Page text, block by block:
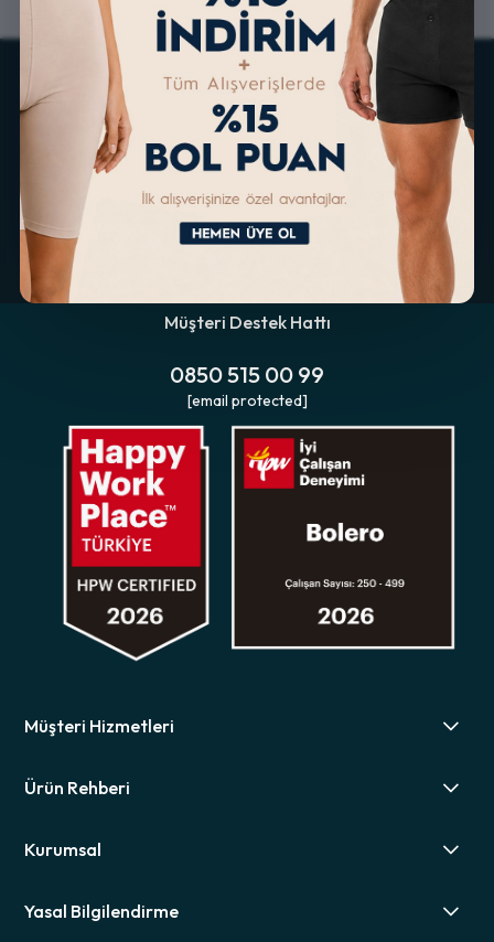
Müşteri Destek Hattı
0850 515 00 99
[email protected]
Müşteri Hizmetleri
Ürün Rehberi
Kurumsal
Yasal Bilgilendirme